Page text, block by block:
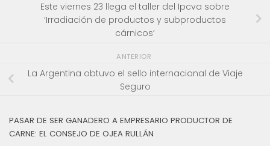
Este viernes 23 llega el taller del Ipcva sobre
‘Irradiación de productos y subproductos
cárnicos’
ANTERIOR
La Argentina obtuvo el sello internacional de Viaje
Seguro
PASAR DE SER GANADERO A EMPRESARIO PRODUCTOR DE
CARNE: EL CONSEJO DE OJEA RULLÁN